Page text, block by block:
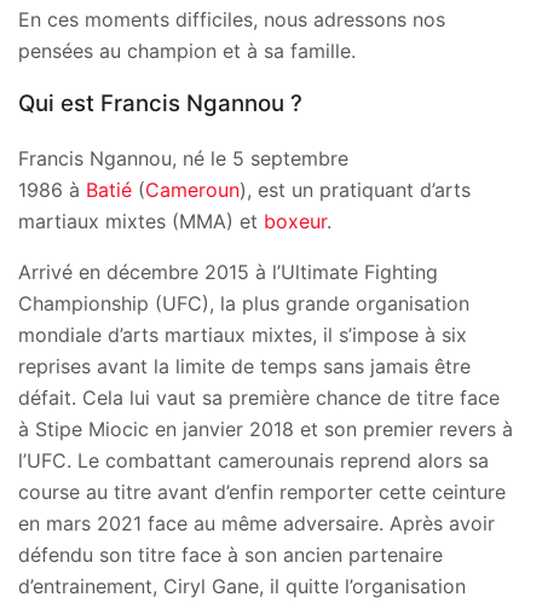
En ces moments difficiles, nous adressons nos
pensées au champion et à sa famille.
Qui est Francis Ngannou ?
Francis Ngannou, né le 5 septembre
1986 à Batié (Cameroun), est un pratiquant d’arts
martiaux mixtes (MMA) et boxeur.
Arrivé en décembre 2015 à l’Ultimate Fighting
Championship (UFC), la plus grande organisation
mondiale d’arts martiaux mixtes, il s’impose à six
reprises avant la limite de temps sans jamais être
défait. Cela lui vaut sa première chance de titre face
à Stipe Miocic en janvier 2018 et son premier revers à
l’UFC. Le combattant camerounais reprend alors sa
course au titre avant d’enfin remporter cette ceinture
en mars 2021 face au même adversaire. Après avoir
défendu son titre face à son ancien partenaire
d’entrainement, Ciryl Gane, il quitte l’organisation